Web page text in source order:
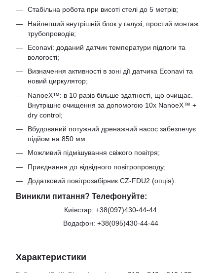
Стабільна робота при висоті стелі до 5 метрів;
Найлегший внутрішній блок у галузі, простий монтаж
трубопроводів;
Econavi: доданий датчик температури підлоги та
вологості;
Визначення активності в зоні дії датчика Econavi та
новий циркулятор;
NanoeХ™: в 10 разів більше здатності, що очищає.
Внутрішнє очищення за допомогою 10x NanoeX™ +
dry control;
Вбудований потужний дренажний насос забезпечує
підйом на 850 мм.
Можливий підмішування свіжого повітря;
Приєднання до відвідного повітропроводу;
Додатковий повітрозабірник CZ-FDU2 (опція).
Виникли питання? Телефонуйте:
Київстар: +38(097)430-44-44
Водафон: +38(095)430-44-44
Характеристики